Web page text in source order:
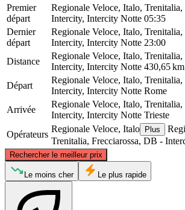
Premier
départ
Regionale Veloce, Italo,
Intercity, Intercity Notte 05:35
Dernier
départ
Regionale Veloce, Italo,
Intercity, Intercity Notte 23:00
Distance
Regionale Veloce, Italo,
Intercity, Intercity Notte 430,65 km
Départ
Regionale Veloce, Italo,
Intercity, Intercity Notte Rome
Arrivée
Regionale Veloce, Italo,
Intercity, Intercity Notte Trieste
Opérateurs
Regionale Veloce, Italo Plus
Trenitalia, Frecciarossa, DB -
Rechercher le meilleur prix
Trieste
©CARTO , ©
Le moins cher Le plus rapide